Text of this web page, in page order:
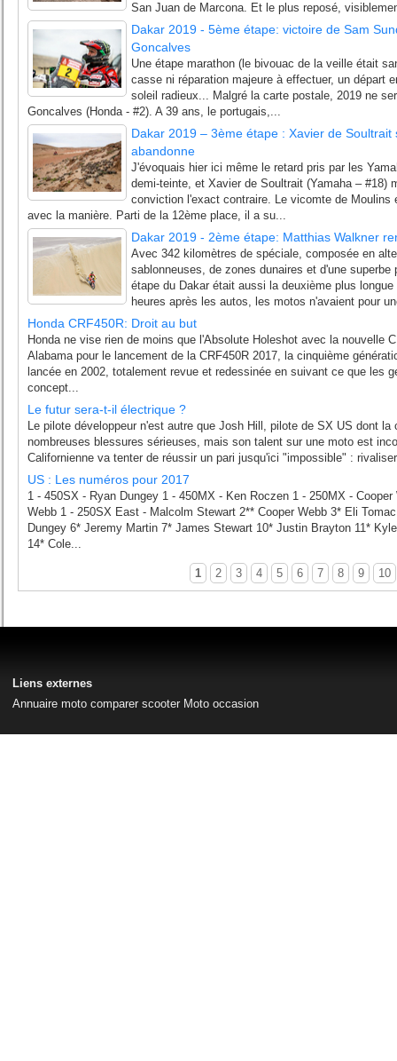
San Juan de Marcona. Et le plus reposé,
Dakar 2019 - 5ème étape: victoire de Sam
Goncalves
Une étape marathon (le bivouac de la veille était
casse ni réparation majeure à effectuer, un départ
soleil radieux... Malgré la carte postale, 2019 ne
Goncalves (Honda - #2). A 39 ans, le portugais,...
Dakar 2019 – 3ème étape : Xavier de
abandonne
J'évoquais hier ici même le retard pris par les
demi-teinte, et Xavier de Soultrait (Yamaha – #18)
conviction l'exact contraire. Le vicomte de Moulins
avec la manière. Parti de la 12ème place, il a su...
Dakar 2019 - 2ème étape: Matthias Walkner
Avec 342 kilomètres de spéciale, composée en
sablonneuses, de zones dunaires et d'une superbe
étape du Dakar était aussi la deuxième plus
heures après les autos, les motos n'avaient pour
Honda CRF450R: Droit au but
Honda ne vise rien de moins que l'Absolute Holeshot avec la nouvelle
Alabama pour le lancement de la CRF450R 2017, la cinquième
lancée en 2002, totalement revue et redessinée en suivant ce que les
concept...
Le futur sera-t-il électrique ?
Le pilote développeur n'est autre que Josh Hill, pilote de SX US dont la
nombreuses blessures sérieuses, mais son talent sur une moto est
Californienne va tenter de réussir un pari jusqu'ici "impossible" :
US : Les numéros pour 2017
1 - 450SX - Ryan Dungey 1 - 450MX - Ken Roczen 1 - 250MX -
Webb 1 - 250SX East - Malcolm Stewart 2** Cooper Webb 3* Eli
Dungey 6* Jeremy Martin 7* James Stewart 10* Justin Brayton 11*
14* Cole...
1 2 3 4 5 6 7 8 9 10
Liens externes
Annuaire moto comparer scooter Moto occasion